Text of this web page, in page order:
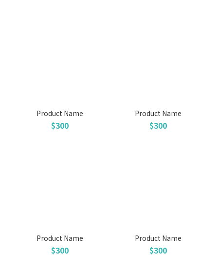
Product Name
$300
Product Name
$300
Product Name
$300
Product Name
$300